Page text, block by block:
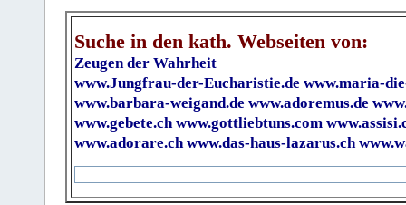
Suche in den kath. Webseiten von:
Zeugen der Wahrheit
www.Jungfrau-der-Eucharistie.de www.maria-
www.barbara-weigand.de www.adoremus.de
www.gebete.ch www.gottliebtuns.com
www.adorare.ch www.das-haus-lazarus.ch